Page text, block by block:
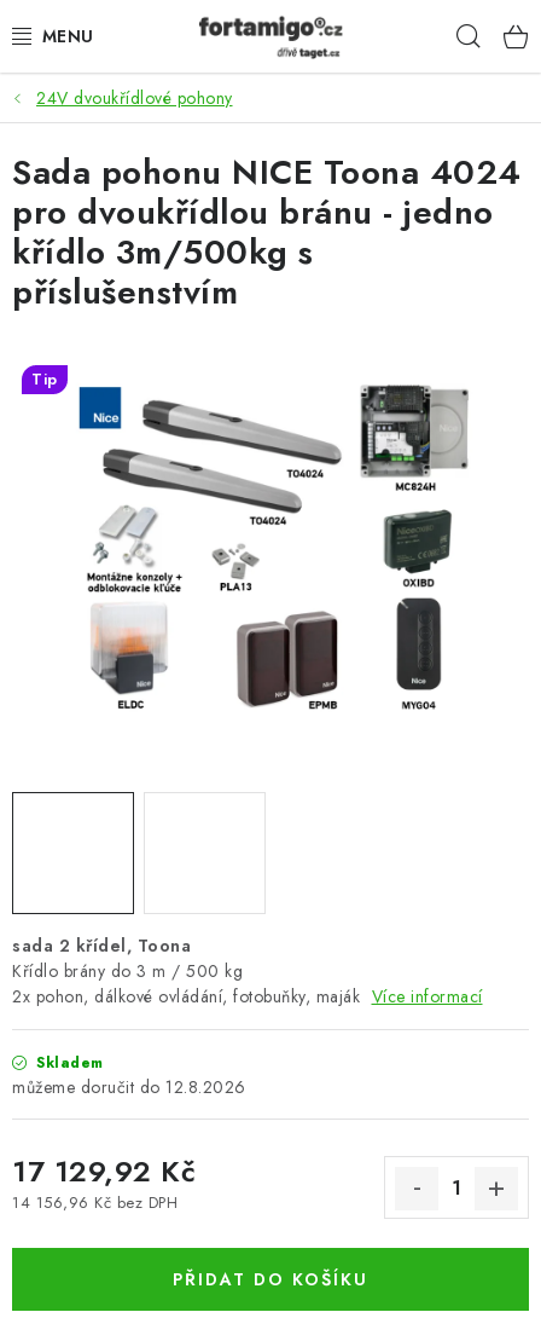
na
SADY - ZVÝHODNĚNÉ
POHONY
SAMONOSNÉ BRÁNY
KOLEJOVÉ BRÁNY
ZÁVĚSNÉ BRÁNY
KONSTRUKČNÍ PROFILY
VÝPLNĚ BRAN A PLOTŮ
ZÁSLEPKY
KOMPONENTY PRO PLOTY
NEREZ, INOX
HLINÍKOVÝ PLOTOVÝ SYSTÉM
OTOČNÉ ŽALUZIE
Kontakt
24V dvoukřídlové pohony
sada 2 křídel, Toona
Křídlo brány do 3 m / 500 kg
2x pohon, dálkové ovládání, fotobuňky, maják Více informací
Skladem
12.8.2026
17 129,92 Kč
14 156,96 Kč bez DPH
PŘIDAT DO KOŠÍKU
Sada pohonu NICE Toona 4024
pro dvoukřídlou bránu - jedno
křídlo 3m/500kg s
příslušenstvím
Tip